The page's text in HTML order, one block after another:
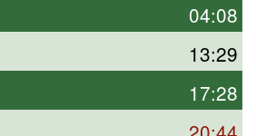
04:08
13:29
17:28